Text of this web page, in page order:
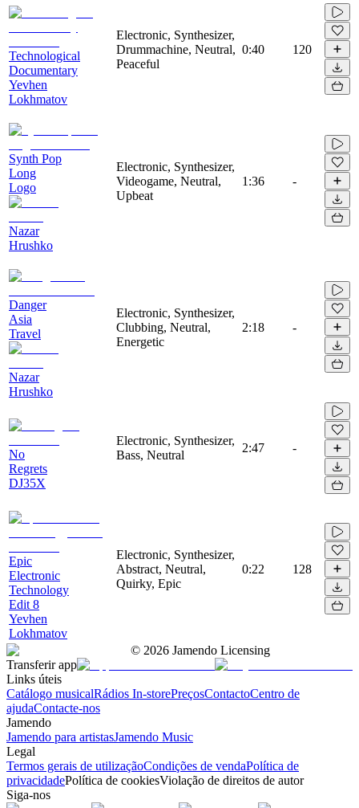
Technological
Documentary
Yevhen
Lokhmatov
Electronic, Synthesizer,
Drummachine, Neutral,
Peaceful
0:40 120
Synth Pop
Long
Logo
Nazar
Hrushko
Electronic, Synthesizer,
Videogame, Neutral,
Upbeat
1:36 -
Danger
Asia
Travel
Nazar
Hrushko
Electronic, Synthesizer,
Clubbing, Neutral,
Energetic
2:18 -
No
Regrets
DJ35X
Electronic, Synthesizer,
Bass, Neutral
2:47 -
Epic
Electronic
Technology
Edit 8
Yevhen
Lokhmatov
Electronic, Synthesizer,
Abstract, Neutral,
Quirky, Epic
0:22 128
© 2026 Jamendo Licensing
Transferir app
Links úteis
Catálogo musicalRádios In-storePreçosContactoCentro de
ajudaContacte-nos
Jamendo
Jamendo para artistasJamendo Music
Legal
Termos gerais de utilizaçãoCondições de vendaPolítica de
privacidadePolítica de cookiesViolação de direitos de autor
Siga-nos